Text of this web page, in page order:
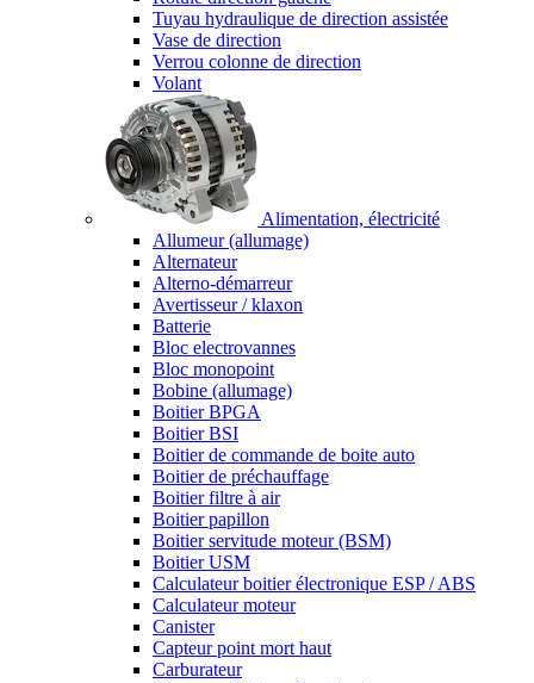
Tuyau hydraulique de direction assistée
Vase de direction
Verrou colonne de direction
Volant
Alimentation, électricité
Allumeur (allumage)
Alternateur
Alterno-démarreur
Avertisseur / klaxon
Batterie
Bloc electrovannes
Bloc monopoint
Bobine (allumage)
Boitier BPGA
Boitier BSI
Boitier de commande de boite auto
Boitier de préchauffage
Boitier filtre à air
Boitier papillon
Boitier servitude moteur (BSM)
Boitier USM
Calculateur boitier électronique ESP / ABS
Calculateur moteur
Canister
Capteur point mort haut
Carburateur